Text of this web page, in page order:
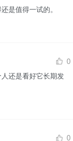
是值得一试的。
0
还是看好它长期发
0